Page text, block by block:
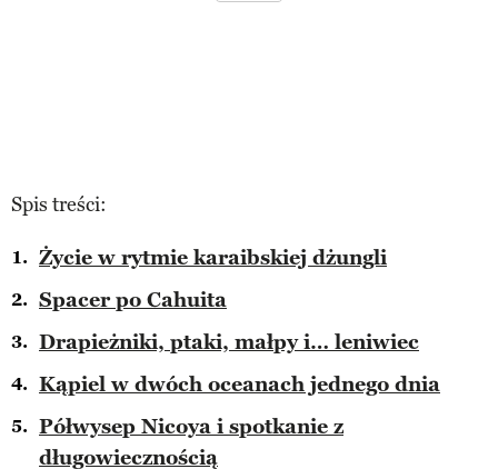
Spis treści:
Życie w rytmie karaibskiej dżungli
Spacer po Cahuita
Drapieżniki, ptaki, małpy i… leniwiec
Kąpiel w dwóch oceanach jednego dnia
Półwysep Nicoya i spotkanie z
długowiecznością